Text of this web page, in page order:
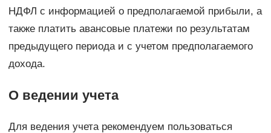
НДФЛ с информацией о предполагаемой прибыли, а
также платить авансовые платежи по результатам
предыдущего периода и с учетом предполагаемого
дохода.
О ведении учета
Для ведения учета рекомендуем пользоваться